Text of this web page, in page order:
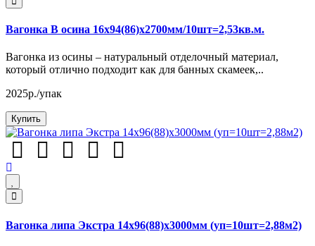
Вагонка В осина 16х94(86)х2700мм/10шт=2,53кв.м.
Вагонка из осины – натуральный отделочный материал,
который отлично подходит как для банных скамеек,..
2025р./упак
Купить
Вагонка липа Экстра 14х96(88)х3000мм (уп=10шт=2,88м2)